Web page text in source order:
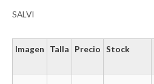
SALVI
Imagen Talla Precio Stock